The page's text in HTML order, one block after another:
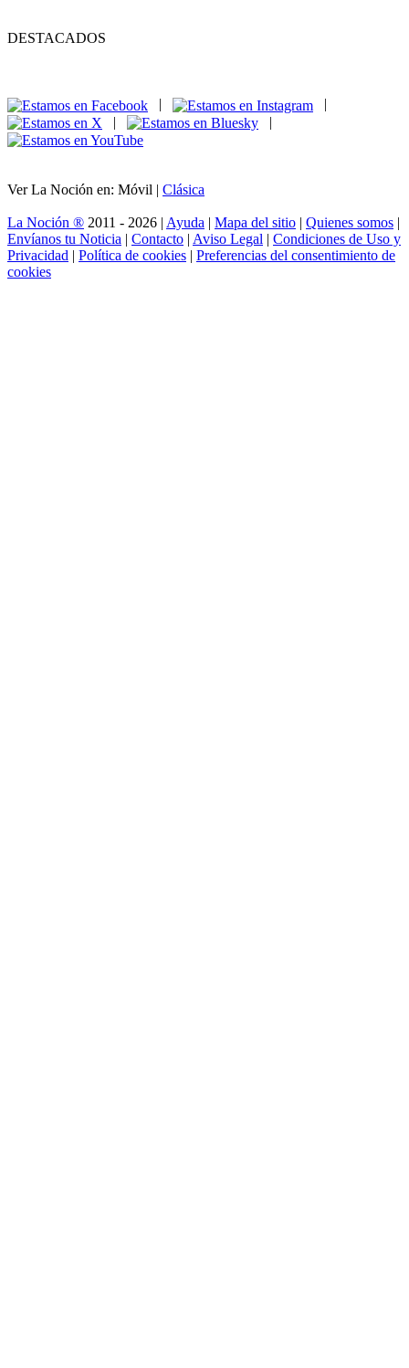
DESTACADOS
|
|
|
|
Ver La Noción en: Móvil | Clásica
La Noción ® 2011 - 2026 | Ayuda | Mapa del sitio | Quienes somos |
Envíanos tu Noticia | Contacto | Aviso Legal | Condiciones de Uso y
Privacidad | Política de cookies | Preferencias del consentimiento de
cookies